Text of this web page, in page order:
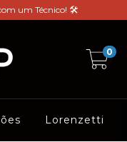
um Técnico! 🛠️
0
Lorenzetti